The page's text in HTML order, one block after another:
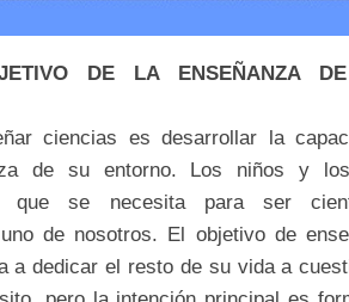
DE LA ENSEÑANZA
ciencias es desarrollar la
de su entorno. Los niños y
que se necesita para ser
de nosotros. El objetivo de
a dedicar el resto de su vida a